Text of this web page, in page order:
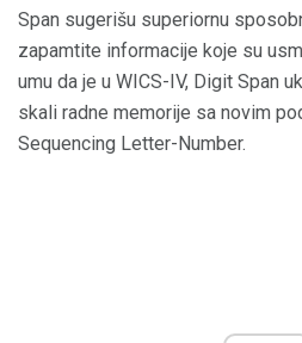
Span sugerišu superiornu
zapamtite informacije koje su
umu da je u WICS-IV, Digit Span
skali radne memorije sa novim
Sequencing Letter-Number.